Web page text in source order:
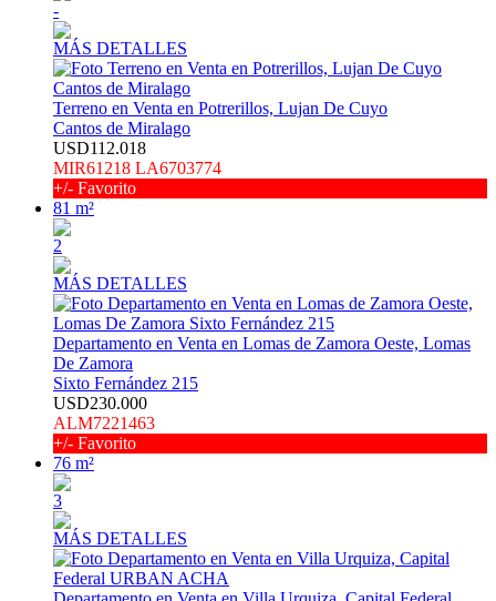
-
MÁS DETALLES
Terreno en Venta en Potrerillos, Lujan De Cuyo
Cantos de Miralago
USD112.018
MIR61218 LA6703774
+/- Favorito
81 m²
2
MÁS DETALLES
Departamento en Venta en Lomas de Zamora Oeste, Lomas
De Zamora
Sixto Fernández 215
USD230.000
ALM7221463
+/- Favorito
76 m²
3
MÁS DETALLES